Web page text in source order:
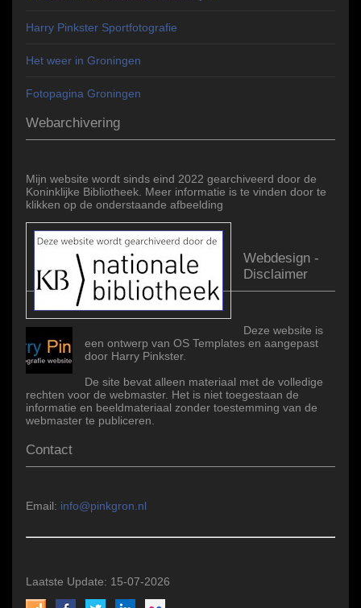
Harry Pinkster Sportfotografie
Het weer in Groningen
Fotopagina Groningen
Webarchivering
Mijn website wordt sinds eind 2022 gearchiveerd door de
Koninklijke Bibliotheek. Meer informatie is te vinden door te
klikken op de onderstaande afbeelding
Webdesign -
Disclaimer
Deze website is
een ontwerp van OS Templates en aangepast
door Harry Pinkster.
De site bevat alleen materiaal met de volledige
rechten voor de webmaster. Het is niet toegestaan de
informatie en beeldmateriaal zonder toestemming van de
webmaster te publiceren.
Contact
Email: info@pinkgron.nl
Laatste Update: 15-07-2026